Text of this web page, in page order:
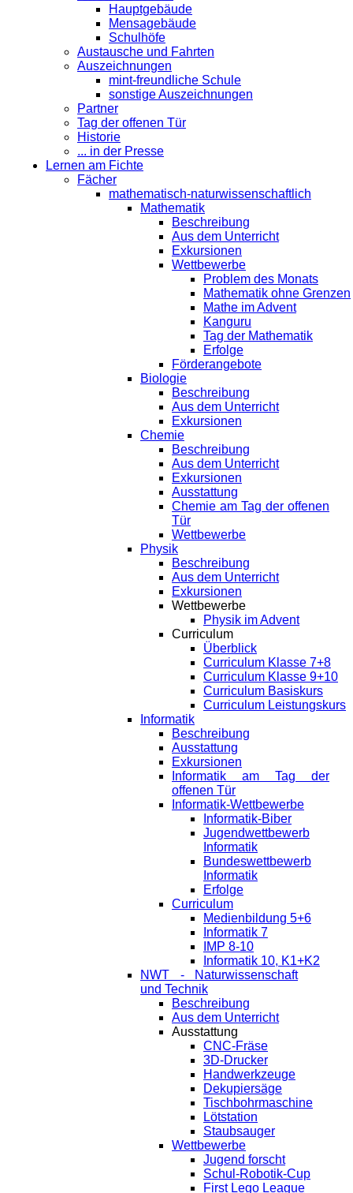
Hauptgebäude
Mensagebäude
Schulhöfe
Austausche und Fahrten
Auszeichnungen
mint-freundliche Schule
sonstige Auszeichnungen
Partner
Tag der offenen Tür
Historie
... in der Presse
Lernen am Fichte
Fächer
mathematisch-naturwissenschaftlich
Mathematik
Beschreibung
Aus dem Unterricht
Exkursionen
Wettbewerbe
Problem des Monats
Mathematik ohne Grenzen
Mathe im Advent
Kanguru
Tag der Mathematik
Erfolge
Förderangebote
Biologie
Beschreibung
Aus dem Unterricht
Exkursionen
Chemie
Beschreibung
Aus dem Unterricht
Exkursionen
Ausstattung
Chemie am Tag der offenen
Tür
Wettbewerbe
Physik
Beschreibung
Aus dem Unterricht
Exkursionen
Wettbewerbe
Physik im Advent
Curriculum
Überblick
Curriculum Klasse 7+8
Curriculum Klasse 9+10
Curriculum Basiskurs
Curriculum Leistungskurs
Informatik
Beschreibung
Ausstattung
Exkursionen
Informatik am Tag der
offenen Tür
Informatik-Wettbewerbe
Informatik-Biber
Jugendwettbewerb
Informatik
Bundeswettbewerb
Informatik
Erfolge
Curriculum
Medienbildung 5+6
Informatik 7
IMP 8-10
Informatik 10, K1+K2
NWT - Naturwissenschaft
und Technik
Beschreibung
Aus dem Unterricht
Ausstattung
CNC-Fräse
3D-Drucker
Handwerkzeuge
Dekupiersäge
Tischbohrmaschine
Lötstation
Staubsauger
Wettbewerbe
Jugend forscht
Schul-Robotik-Cup
First Lego League